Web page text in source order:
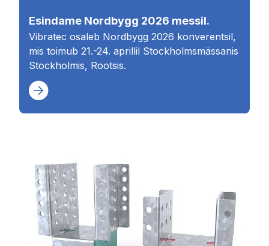
Esindame Nordbygg 2026 messil.
Vibratec osaleb Nordbygg 2026 konverentsil,
mis toimub 21.-24. aprillil Stockholmsmässanis
Stockholmis, Rootsis.